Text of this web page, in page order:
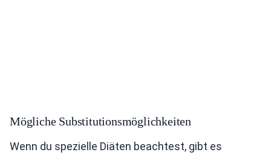
Mögliche Substitutionsmöglichkeiten
Wenn du spezielle Diäten beachtest, gibt es